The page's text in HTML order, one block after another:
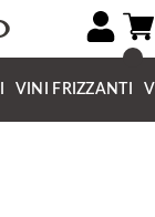
VINI FRIZZANTI